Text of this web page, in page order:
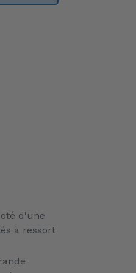
d'une
à ressort